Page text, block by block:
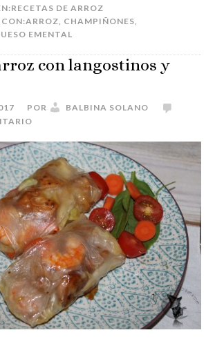
RECETAS DE ARROZ
ARROZ CHAMPIÑONES
EMENTAL
con langostinos y
POR
BALBINA SOLANO